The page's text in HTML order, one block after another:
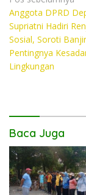
b
o
o
er
pos
Anggota DPRD
Supriatni Hadiri
Sosial, Soroti
Pentingnya
Lingkungan
Baca Juga